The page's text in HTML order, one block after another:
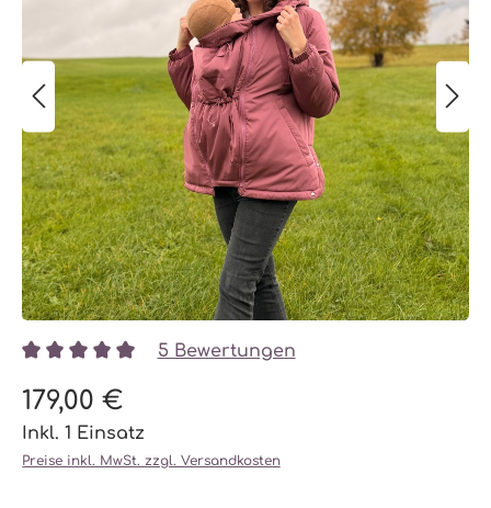
5 Bewertungen
179,00 €
Inkl. 1 Einsatz
Preise inkl. MwSt. zzgl. Versandkosten